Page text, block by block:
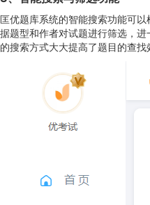
匡优题库系统的智能搜索功能可
据题型和作者对试题进行筛选，
的搜索方式大大提高了题目的查找